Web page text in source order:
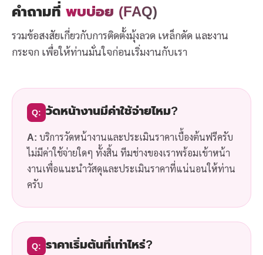
คำถามที่ พบบ่อย (FAQ)
รวมข้อสงสัยเกี่ยวกับการติดตั้งมุ้งลวด เหล็กดัด และงาน
กระจก เพื่อให้ท่านมั่นใจก่อนเริ่มงานกับเรา
Q: วัดหน้างานมีค่าใช้จ่ายไหม?
A: บริการวัดหน้างานและประเมินราคาเบื้องต้นฟรีครับ
ไม่มีค่าใช้จ่ายใดๆ ทั้งสิ้น ทีมช่างของเราพร้อมเข้าหน้า
งานเพื่อแนะนำวัสดุและประเมินราคาที่แน่นอนให้ท่าน
ครับ
Q: ราคาเริ่มต้นที่เท่าไหร่?